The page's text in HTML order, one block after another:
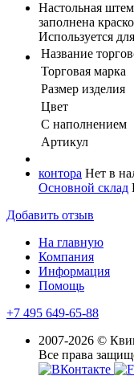
Настольная
заполнена
Используется
Название
Торговая марка
Размер изделия
Цвет
С наполнением
Артикул
контора Нет в
Основной склад
Добавить отзыв
На главную
Компания
Информация
Помощь
+7 495 649-65-88
2007-2026 ©
Все права